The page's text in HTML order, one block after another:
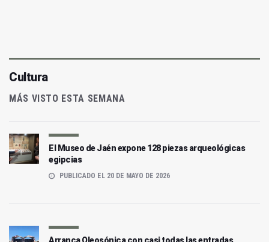
Cultura
MÁS VISTO ESTA SEMANA
El Museo de Jaén expone 128 piezas arqueológicas
egipcias
PUBLICADO EL 20 DE MAYO DE 2026